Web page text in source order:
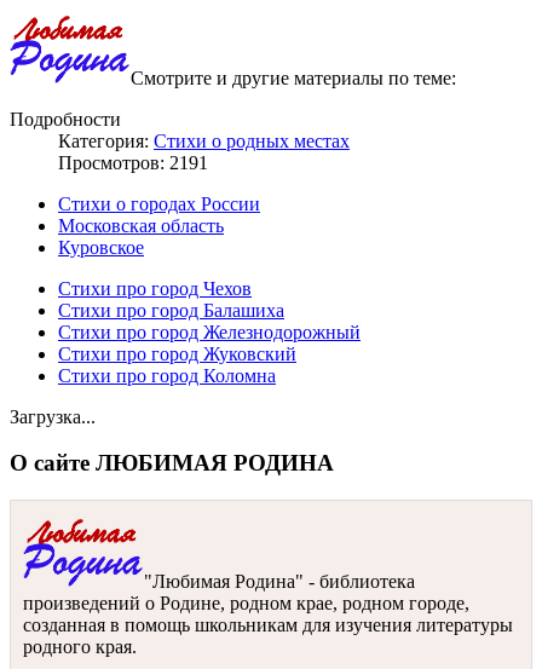
Смотрите и другие материалы по теме:
Подробности
Категория: Стихи о родных местах
Просмотров: 2191
Стихи о городах России
Московская область
Куровское
Стихи про город Чехов
Стихи про город Балашиха
Стихи про город Железнодорожный
Стихи про город Жуковский
Стихи про город Коломна
Загрузка...
О сайте ЛЮБИМАЯ РОДИНА
"Любимая Родина" - библиотека
произведений о Родине, родном крае, родном городе,
созданная в помощь школьникам для изучения литературы
родного края.